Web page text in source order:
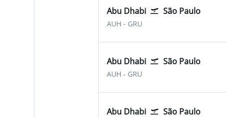
Abu Dhabi São Paulo
AUH Abu Dhabi Zayed Intl
- GRU
Abu Dhabi São Paulo
AUH Abu Dhabi Zayed Intl
- GRU
Abu Dhabi São Paulo